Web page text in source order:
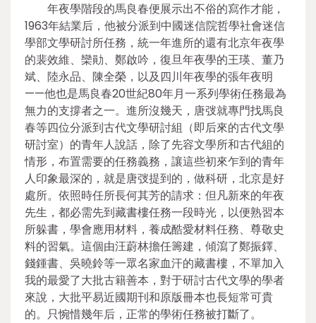
年夜學階段的馬良春便展示出不俗的寫作才能，
1963年結業后，他被分派到中國迷信院哲學社會迷信
學部文學研討所任務，統一年進所的還有北京年夜學
的裴效維、欒勛、鄭啟吟，復旦年夜學的王瑛、董乃
斌、陸永品、陳全榮，以及四川年夜學的張年夜明
——他也是馬良春20世紀80年月一系列學術任務最為
無力的支撐者之一。進所沒幾天，唐弢就專門找馬良
春等四位分派到古代文學研討組（即后來的古代文學
研討室）的青年人說話，除了先容文學所和古代組的
情形，布置需要的任務義務，讓這些初來乍到的青年
人印象最深的，就是唐弢提到的，做科研，北京是好
處所。依照時任所長何其芳的請求：但凡新來的年夜
先生，都必需先到藏書樓任務一段時光，以便熟習本
所躲書，學會應用材料，養成酷愛材料任務、尊敬史
料的習氣。這個由汪蔚林擔任籌建，傾瀉了鄭振鐸、
錢鍾書、吳曉鈴等一眾名家血汗的藏書樓，不單加入
我的最愛了大批古籍善本，對于研討古代文學的學者
來說，大批平易近國期刊和原版冊本也長短常可貴
的。只惋惜幾年后，正常的學術任務被打斷了。